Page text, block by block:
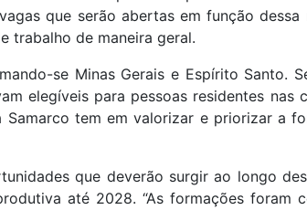
que serão abertas em função dessa
trabalho de maneira geral.
se Minas Gerais e Espírito Santo.
elegíveis para pessoas residentes nas
tem em valorizar e priorizar a
que deverão surgir ao longo
até 2028. “As formações foram